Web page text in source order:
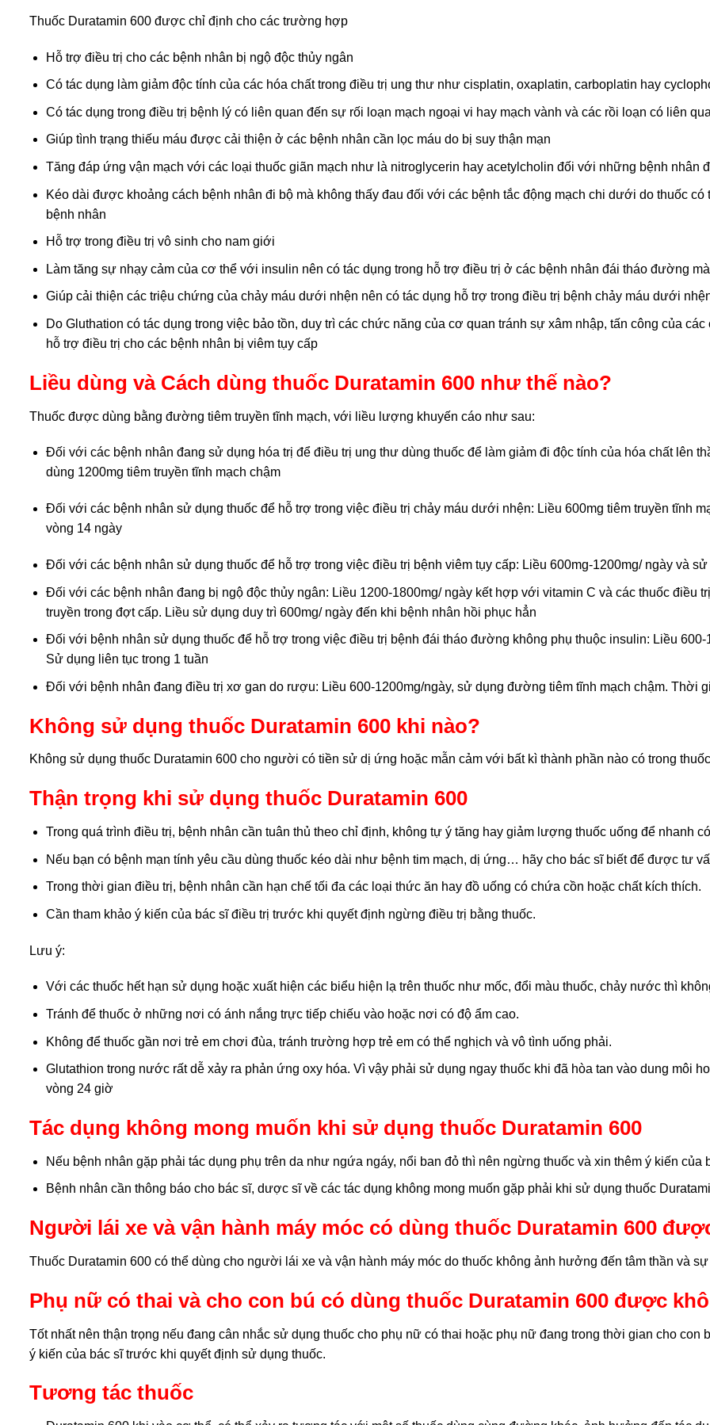
Thuốc Duratamin 600 được chỉ định cho các trường hợp
Hỗ trợ điều trị cho các bệnh nhân bị ngộ độc thủy ngân
Có tác dụng làm giảm độc tính của các hóa chất trong điều trị ung thư như cisplatin, oxaplatin, carboplatin hay
Có tác dụng trong điều trị bệnh lý có liên quan đến sự rối loạn mạch ngoại vi hay mạch vành và các rồi loạn có liên
Giúp tình trạng thiếu máu được cải thiện ở các bệnh nhân cần lọc máu do bị suy thận mạn
Tăng đáp ứng vận mạch với các loại thuốc giãn mạch như là nitroglycerin hay acetylcholin đối với những bệnh nhân
Kéo dài được khoảng cách bệnh nhân đi bộ mà không thấy đau đối với các bệnh tắc động mạch chi dưới do thuốc
bệnh nhân
Hỗ trợ trong điều trị vô sinh cho nam giới
Làm tăng sự nhạy cảm của cơ thể với insulin nên có tác dụng trong hỗ trợ điều trị ở các bệnh nhân đái tháo đường
Giúp cải thiện các triệu chứng của chảy máu dưới nhện nên có tác dụng hỗ trợ trong điều trị bệnh chảy máu dưới
Do Gluthation có tác dụng trong việc bảo tồn, duy trì các chức năng của cơ quan tránh sự xâm nhập, tấn công của
hỗ trợ điều trị cho các bệnh nhân bị viêm tụy cấp
Liều dùng và Cách dùng thuốc Duratamin 600 như thế nào?
Thuốc được dùng bằng đường tiêm truyền tĩnh mạch, với liều lượng khuyến cáo như sau:
Đối với các bệnh nhân đang sử dụng hóa trị để điều trị ung thư dùng thuốc để làm giảm đi độc tính của hóa chất lên
dùng 1200mg tiêm truyền tĩnh mạch chậm
Đối với các bệnh nhân sử dụng thuốc để hỗ trợ trong việc điều trị chảy máu dưới nhện: Liều 600mg tiêm truyền tĩnh
vòng 14 ngày
Đối với các bệnh nhân sử dụng thuốc để hỗ trợ trong việc điều trị bệnh viêm tụy cấp: Liều 600mg-1200mg/ ngày và
Đối với các bệnh nhân đang bị ngộ độc thủy ngân: Liều 1200-1800mg/ ngày kết hợp với vitamin C và các thuốc điều
truyền trong đợt cấp. Liều sử dụng duy trì 600mg/ ngày đến khi bệnh nhân hồi phục hẳn
Đối với bệnh nhân sử dụng thuốc để hỗ trợ trong việc điều trị bệnh đái tháo đường không phụ thuộc insulin: Liều
Sử dụng liên tục trong 1 tuần
Đối với bệnh nhân đang điều trị xơ gan do rượu: Liều 600-1200mg/ngày, sử dụng đường tiêm tĩnh mạch chậm. Thời
Không sử dụng thuốc Duratamin 600 khi nào?
Không sử dụng thuốc Duratamin 600 cho người có tiền sử dị ứng hoặc mẫn cảm với bất kì thành phần nào có trong
Thận trọng khi sử dụng thuốc Duratamin 600
Trong quá trình điều trị, bệnh nhân cần tuân thủ theo chỉ định, không tự ý tăng hay giảm lượng thuốc uống để nhanh
Nếu bạn có bệnh mạn tính yêu cầu dùng thuốc kéo dài như bệnh tim mạch, dị ứng… hãy cho bác sĩ biết để được tư
Trong thời gian điều trị, bệnh nhân cần hạn chế tối đa các loại thức ăn hay đồ uống có chứa cồn hoặc chất kích thích.
Cần tham khảo ý kiến của bác sĩ điều trị trước khi quyết định ngừng điều trị bằng thuốc.
Lưu ý:
Với các thuốc hết hạn sử dụng hoặc xuất hiện các biểu hiện lạ trên thuốc như mốc, đổi màu thuốc, chảy nước thì
Tránh để thuốc ở những nơi có ánh nắng trực tiếp chiếu vào hoặc nơi có độ ẩm cao.
Không để thuốc gần nơi trẻ em chơi đùa, tránh trường hợp trẻ em có thể nghịch và vô tình uống phải.
Glutathion trong nước rất dễ xảy ra phản ứng oxy hóa. Vì vậy phải sử dụng ngay thuốc khi đã hòa tan vào dung môi
vòng 24 giờ
Tác dụng không mong muốn khi sử dụng thuốc Duratamin 600
Nếu bệnh nhân gặp phải tác dụng phụ trên da như ngứa ngáy, nổi ban đỏ thì nên ngừng thuốc và xin thêm ý kiến
Bệnh nhân cần thông báo cho bác sĩ, dược sĩ về các tác dụng không mong muốn gặp phải khi sử dụng thuốc
Người lái xe và vận hành máy móc có dùng thuốc Duratamin 600
Thuốc Duratamin 600 có thể dùng cho người lái xe và vận hành máy móc do thuốc không ảnh hưởng đến tâm thần và sự
Phụ nữ có thai và cho con bú có dùng thuốc Duratamin 600 được
Tốt nhất nên thận trọng nếu đang cân nhắc sử dụng thuốc cho phụ nữ có thai hoặc phụ nữ đang trong thời gian cho
ý kiến của bác sĩ trước khi quyết định sử dụng thuốc.
Tương tác thuốc